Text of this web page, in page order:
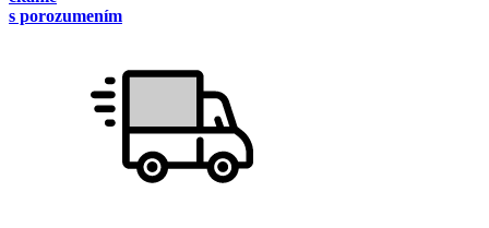
s porozumením